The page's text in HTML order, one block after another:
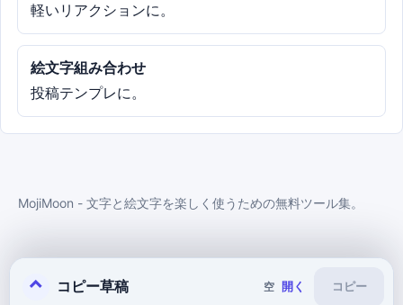
⌃ コピー草稿 空 開く コピー
軽いリアクションに。
絵文字組み合わせ
投稿テンプレに。
MojiMoon - 文字と絵文字を楽しく使うための無料ツール集。